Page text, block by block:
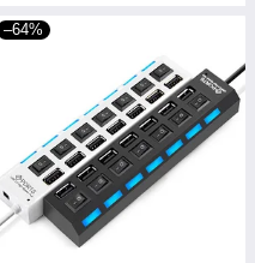
–64%